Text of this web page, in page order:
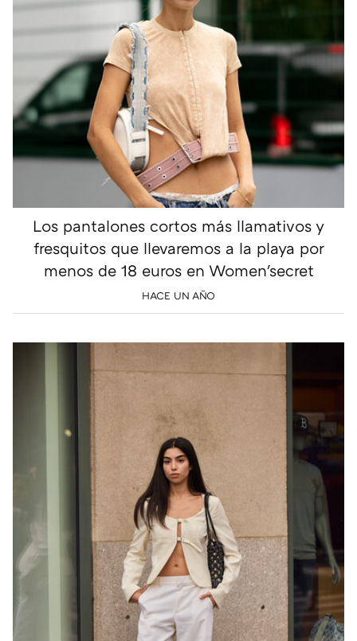
Los pantalones cortos más llamativos y
fresquitos que llevaremos a la playa por
menos de 18 euros en Women'secret
HACE UN AÑO